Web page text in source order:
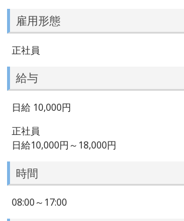
雇用形態
正社員
給与
日給 10,000円
正社員
日給10,000円～18,000円
時間
08:00～17:00